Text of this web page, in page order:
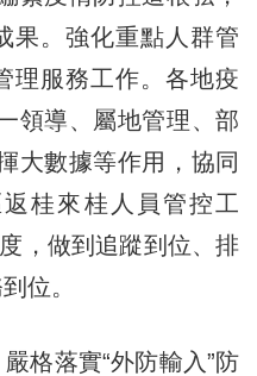
果。強化重點人群管
理服務工作。各地疫
領導、屬地管理、部
大數據等作用，協同
桂來桂人員管控工
，做到追蹤到位、排
位。
落實“外防輸入”防